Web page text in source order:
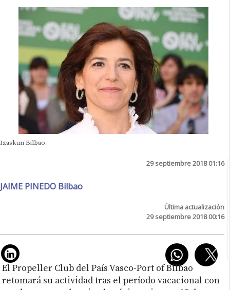
Izaskun Bilbao.
29 septiembre 2018 01:16
JAIME PINEDO Bilbao
Última actualización
29 septiembre 2018 00:16
El Propeller Club del País Vasco-Port of Bilbao
retomará su actividad tras el período vacacional con